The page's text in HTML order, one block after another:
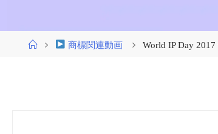
ホ
商標関連動画 World IP Day